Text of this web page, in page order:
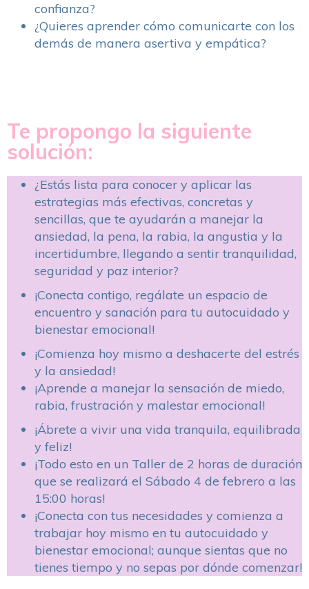
confianza?
¿Quieres aprender cómo comunicarte con los
demás de manera asertiva y empática?
Te propongo la siguiente
solución:
¿Estás lista para conocer y aplicar las
estrategias más efectivas, concretas y
sencillas, que te ayudarán a manejar la
ansiedad, la pena, la rabia, la angustia y la
incertidumbre, llegando a sentir tranquilidad,
seguridad y paz interior?
¡Conecta contigo, regálate un espacio de
encuentro y sanación para tu autocuidado y
bienestar emocional!
¡Comienza hoy mismo a deshacerte del estrés
y la ansiedad!
¡Aprende a manejar la sensación de miedo,
rabia, frustración y malestar emocional!
¡Ábrete a vivir una vida tranquila, equilibrada
y feliz!
¡Todo esto en un Taller de 2 horas de duración
que se realizará el Sábado 4 de febrero a las
15:00 horas!
¡Conecta con tus necesidades y comienza a
trabajar hoy mismo en tu autocuidado y
bienestar emocional; aunque sientas que no
tienes tiempo y no sepas por dónde comenzar!